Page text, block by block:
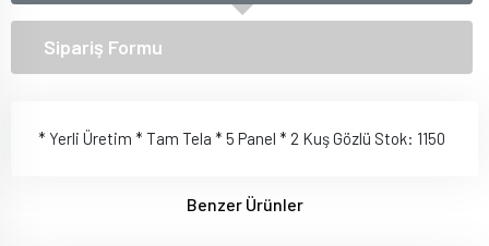
Sipariş Formu
* Yerli Üretim * Tam Tela * 5 Panel * 2 Kuş Gözlü Stok: 1150
Benzer Ürünler